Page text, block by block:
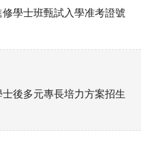
修學士班甄試入學准考證號
士後多元專長培力方案招生